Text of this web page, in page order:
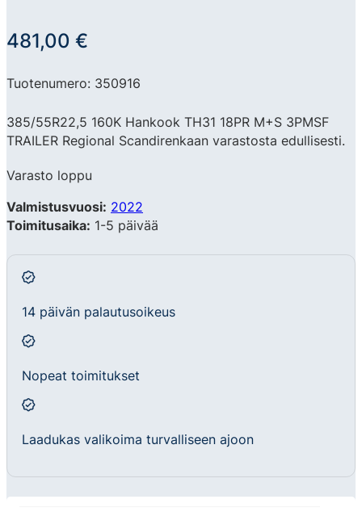
481,00 €
Tuotenumero: 350916
385/55R22,5 160K Hankook TH31 18PR M+S 3PMSF
TRAILER Regional Scandirenkaan varastosta edullisesti.
Varasto loppu
Valmistusvuosi: 2022
Toimitusaika: 1-5 päivää
14 päivän palautusoikeus
Nopeat toimitukset
Laadukas valikoima turvalliseen ajoon